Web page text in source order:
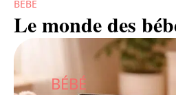
BÉBÉ
Le monde des
BÉBÉ